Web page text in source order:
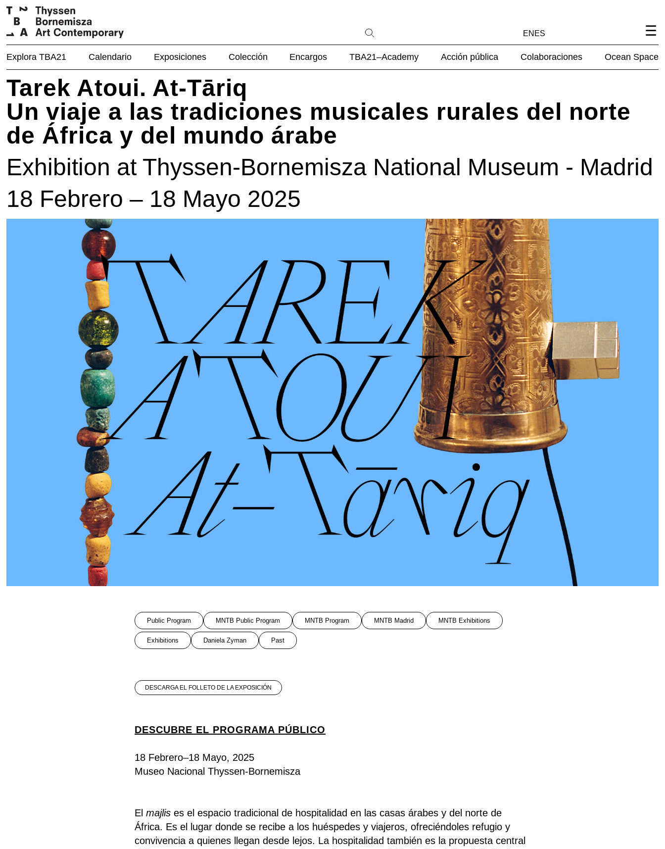
EN ES
Explora TBA21 Calendario Exposiciones Colección Encargos TBA21–Academy Acción pública Colaboraciones Ocean Space
Tarek Atoui. At-Tāriq
Un viaje a las tradiciones musicales rurales del norte
de África y del mundo árabe
Exhibition at Thyssen-Bornemisza National Museum - Madrid
18 Febrero – 18 Mayo 2025
Public Program MNTB Public Program MNTB Program MNTB Madrid MNTB Exhibitions
Exhibitions Daniela Zyman Past
DESCARGA EL FOLLETO DE LA EXPOSICIÓN
DESCUBRE EL PROGRAMA PÚBLICO
18 Febrero–18 Mayo, 2025
Museo Nacional Thyssen-Bornemisza
El majlis es el espacio tradicional de hospitalidad en las casas árabes y del norte de
África. Es el lugar donde se recibe a los huéspedes y viajeros, ofreciéndoles refugio y
convivencia a quienes llegan desde lejos. La hospitalidad también es la propuesta central